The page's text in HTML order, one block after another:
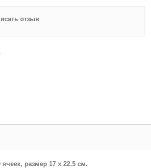
отзыв
размер 17 x 22.5 см.